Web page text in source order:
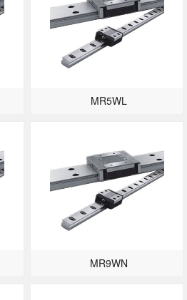
MR5WL
MR9WN